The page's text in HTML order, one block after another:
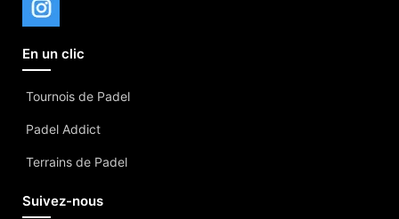
En un clic
Tournois de Padel
Padel Addict
Terrains de Padel
Suivez-nous